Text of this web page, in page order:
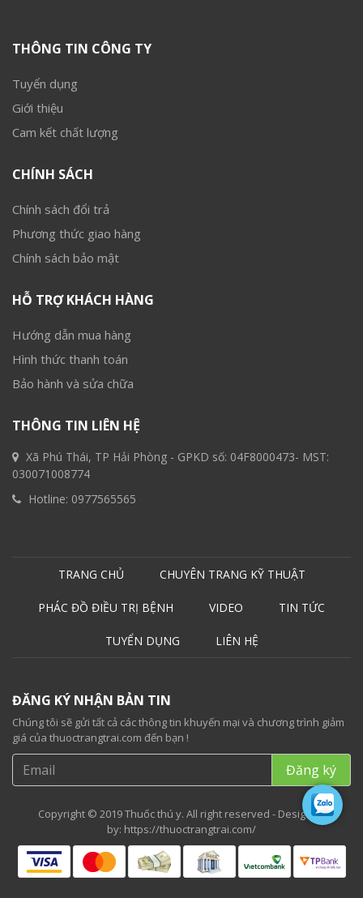
THÔNG TIN CÔNG TY
Tuyển dụng
Giới thiệu
Cam kết chất lượng
CHÍNH SÁCH
Chính sách đổi trả
Phương thức giao hàng
Chính sách bảo mật
HỖ TRỢ KHÁCH HÀNG
Hướng dẫn mua hàng
Hình thức thanh toán
Bảo hành và sửa chữa
THÔNG TIN LIÊN HỆ
Xã Phú Thái, TP Hải Phòng - GPKD số: 04F8000473- MST:
030071008774
Hotline: 0977565565
TRANG CHỦ CHUYÊN TRANG KỸ THUẬT
PHÁC ĐỒ ĐIỀU TRỊ BỆNH VIDEO TIN TỨC
TUYỂN DỤNG LIÊN HỆ
ĐĂNG KÝ NHẬN BẢN TIN
Chúng tôi sẽ gửi tất cả các thông tin khuyến mại và chương trình giảm
giá của thuoctrangtrai.com đến bạn !
Copyright © 2019 Thuốc thú y. All right reserved - Designed
by: https://thuoctrangtrai.com/